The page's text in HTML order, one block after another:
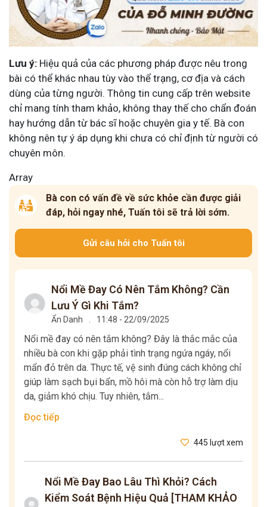
Lưu ý: Hiệu quả của các phương pháp được nêu trong
bài có thể khác nhau tùy vào thể trạng, cơ địa và cách
dùng của từng người. Thông tin cung cấp trên website
chỉ mang tính tham khảo, không thay thế cho chẩn đoán
hay hướng dẫn từ bác sĩ hoặc chuyên gia y tế. Bà con
không nên tự ý áp dụng khi chưa có chỉ định từ người có
chuyên môn.
Array
Bà con có vấn đề về sức khỏe cần được giải
đáp, hỏi ngay nhé, Tuấn tôi sẽ trả lời sớm.
Gửi câu hỏi cho Tuấn tôi
Nổi Mề Đay Có Nên Tắm Không? Cần
Lưu Ý Gì Khi Tắm?
Ẩn Danh 11:48 - 22/09/2025
Nổi mề đay có nên tắm không? Đây là thắc mắc của
nhiều bà con khi gặp phải tình trạng ngứa ngáy, nổi
mẩn đỏ trên da. Thực tế, vệ sinh đúng cách không chỉ
giúp làm sạch bụi bẩn, mồ hôi mà còn hỗ trợ làm dịu
da, giảm khó chịu. Tuy nhiên, tắm...
Đọc tiếp
445 lượt xem
Nổi Mề Đay Bao Lâu Thì Khỏi? Cách
Kiểm Soát Bệnh Hiệu Quả [THAM KHẢO